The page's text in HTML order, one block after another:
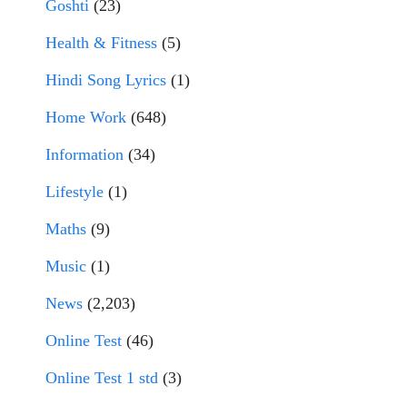
Goshti (23)
Health & Fitness (5)
Hindi Song Lyrics (1)
Home Work (648)
Information (34)
Lifestyle (1)
Maths (9)
Music (1)
News (2,203)
Online Test (46)
Online Test 1 std (3)